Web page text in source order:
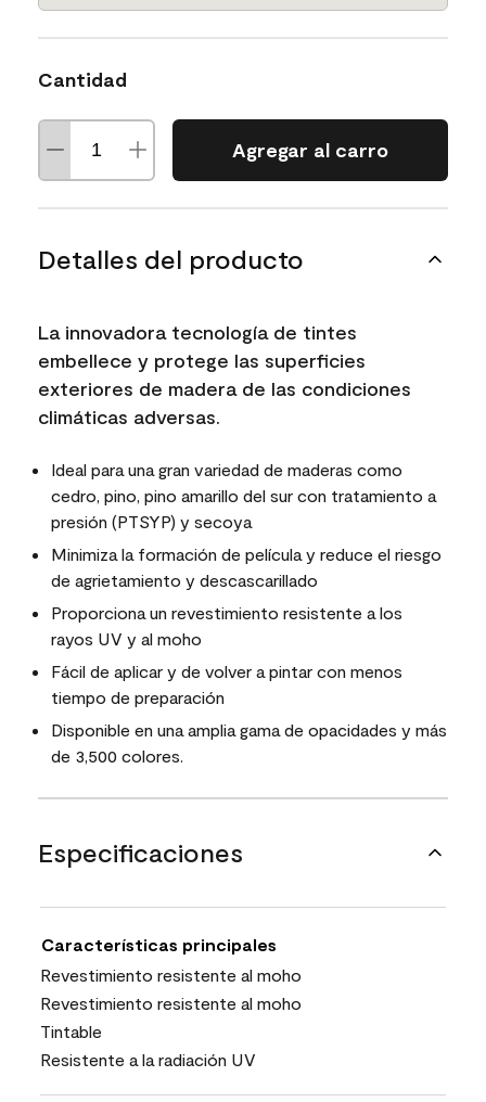
Cantidad
Agregar al carro
Detalles del producto
La innovadora tecnología de tintes
embellece y protege las superficies
exteriores de madera de las condiciones
climáticas adversas.
Ideal para una gran variedad de maderas como
cedro, pino, pino amarillo del sur con tratamiento a
presión (PTSYP) y secoya
Minimiza la formación de película y reduce el riesgo
de agrietamiento y descascarillado
Proporciona un revestimiento resistente a los
rayos UV y al moho
Fácil de aplicar y de volver a pintar con menos
tiempo de preparación
Disponible en una amplia gama de opacidades y más
de 3,500 colores.
Especificaciones
Características principales
Revestimiento resistente al moho
Revestimiento resistente al moho
Tintable
Resistente a la radiación UV